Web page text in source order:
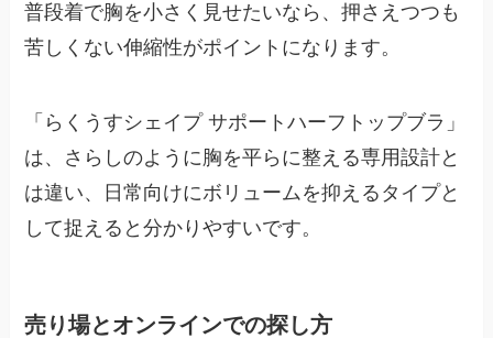
普段着で胸を小さく見せたいなら、押さえつつも
苦しくない伸縮性がポイントになります。
「らくうすシェイプ サポートハーフトップブラ」
は、さらしのように胸を平らに整える専用設計と
は違い、日常向けにボリュームを抑えるタイプと
して捉えると分かりやすいです。
売り場とオンラインでの探し方